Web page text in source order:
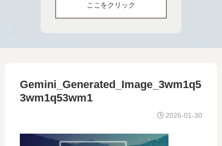
ここをクリック
Gemini_Generated_Image_3wm1q5
3wm1q53wm1
2026-01-30